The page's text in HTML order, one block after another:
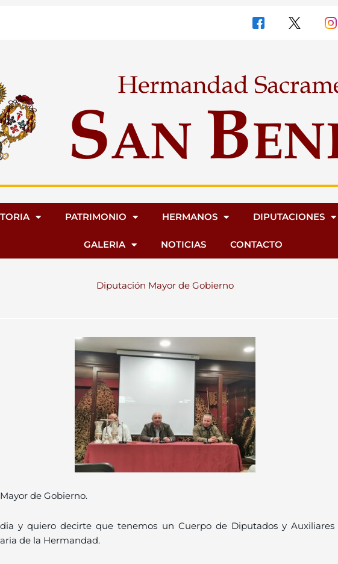
PATRIMONIO HERMANOS DIPUTACIONES
GALERIA NOTICIAS CONTACTO
Diputación Mayor de Gobierno
de Gobierno.
y quiero decirte que tenemos un Cuerpo de Diputados y
de la Hermandad.